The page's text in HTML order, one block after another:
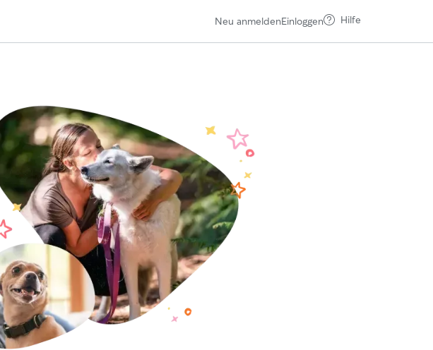
Neu anmeldenEinloggen Hilfe